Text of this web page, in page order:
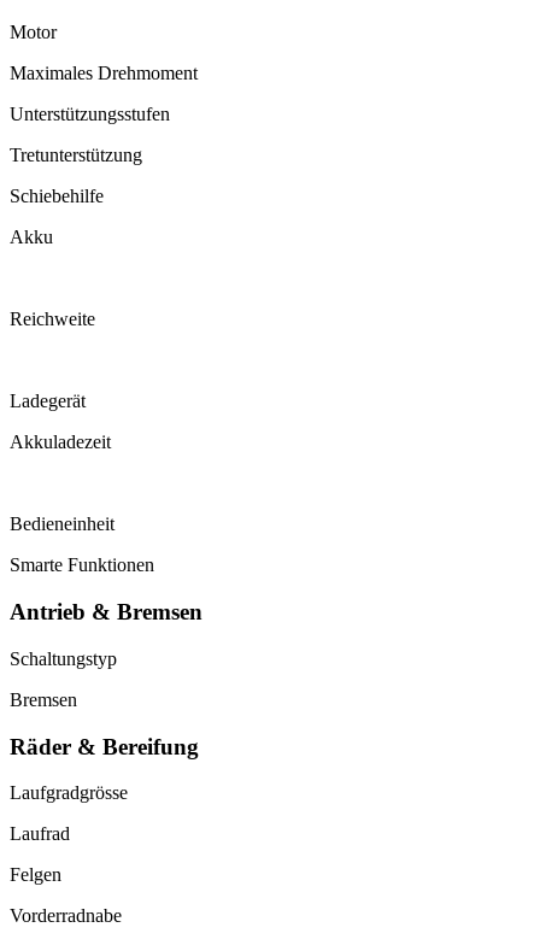
Motor
Maximales Drehmoment
Unterstützungsstufen
Tretunterstützung
Schiebehilfe
Akku
Reichweite
Ladegerät
Akkuladezeit
Bedieneinheit
Smarte Funktionen
Antrieb & Bremsen
Schaltungstyp
Bremsen
Räder & Bereifung
Laufgradgrösse
Laufrad
Felgen
Vorderradnabe